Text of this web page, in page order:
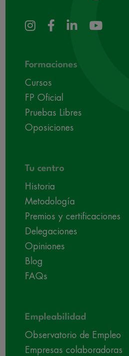
Formaciones
Cursos
FP Oficial
Pruebas Libres
Oposiciones
Tu centro
Historia
Metodología
Premios y certificaciones
Delegaciones
Opiniones
Blog
FAQs
Empleabilidad
Observatorio de Empleo
Empresas colaboradoras